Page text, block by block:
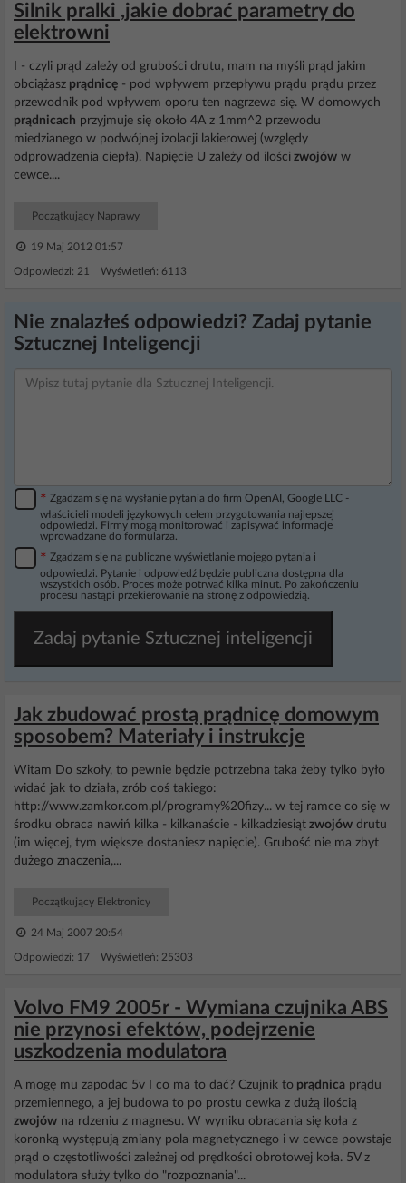
Silnik pralki ,jakie dobrać parametry do
elektrowni
I - czyli prąd zależy od grubości drutu, mam na myśli prąd jakim
obciążasz prądnicę - pod wpływem przepływu prądu prądu przez
przewodnik pod wpływem oporu ten nagrzewa się. W domowych
prądnicach przyjmuje się około 4A z 1mm^2 przewodu
miedzianego w podwójnej izolacji lakierowej (względy
odprowadzenia ciepła). Napięcie U zależy od ilości zwojów w
cewce....
Początkujący Naprawy
19 Maj 2012 01:57
Odpowiedzi: 21 Wyświetleń: 6113
Nie znalazłeś odpowiedzi? Zadaj pytanie
Sztucznej Inteligencji
* Zgadzam się na wysłanie pytania do firm OpenAI, Google LLC -
właścicieli modeli językowych celem przygotowania najlepszej
odpowiedzi. Firmy mogą monitorować i zapisywać informacje
wprowadzane do formularza.
* Zgadzam się na publiczne wyświetlanie mojego pytania i
odpowiedzi. Pytanie i odpowiedź będzie publiczna dostępna dla
wszystkich osób. Proces może potrwać kilka minut. Po zakończeniu
procesu nastąpi przekierowanie na stronę z odpowiedzią.
Zadaj pytanie Sztucznej inteligencji
Jak zbudować prostą prądnicę domowym
sposobem? Materiały i instrukcje
Witam Do szkoły, to pewnie będzie potrzebna taka żeby tylko było
widać jak to działa, zrób coś takiego:
http://www.zamkor.com.pl/programy%20fizy... w tej ramce co się w
środku obraca nawiń kilka - kilkanaście - kilkadziesiąt zwojów drutu
(im więcej, tym większe dostaniesz napięcie). Grubość nie ma zbyt
dużego znaczenia,...
Początkujący Elektronicy
24 Maj 2007 20:54
Odpowiedzi: 17 Wyświetleń: 25303
Volvo FM9 2005r - Wymiana czujnika ABS
nie przynosi efektów, podejrzenie
uszkodzenia modulatora
A mogę mu zapodac 5v I co ma to dać? Czujnik to prądnica prądu
przemiennego, a jej budowa to po prostu cewka z dużą ilością
zwojów na rdzeniu z magnesu. W wyniku obracania się koła z
koronką występują zmiany pola magnetycznego i w cewce powstaje
prąd o częstotliwości zależnej od prędkości obrotowej koła. 5V z
modulatora służy tylko do "rozpoznania"...